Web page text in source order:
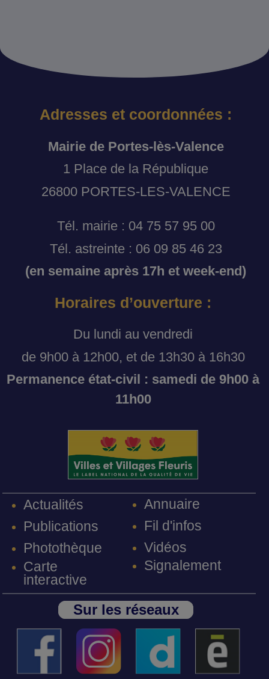
Adresses et coordonnées :
Mairie de Portes-lès-Valence
1 Place de la République
26800 PORTES-LES-VALENCE
Tél. mairie : 04 75 57 95 00
Tél. astreinte : 06 09 85 46 23
(en semaine après 17h et week-end)
Horaires d’ouverture :
Du lundi au vendredi
de 9h00 à 12h00, et de 13h30 à 16h30
Permanence état-civil : samedi de 9h00 à
11h00
Actualités
Publications
Photothèque
Carte
interactive
Annuaire
Fil d'infos
Vidéos
Signalement
Sur les réseaux